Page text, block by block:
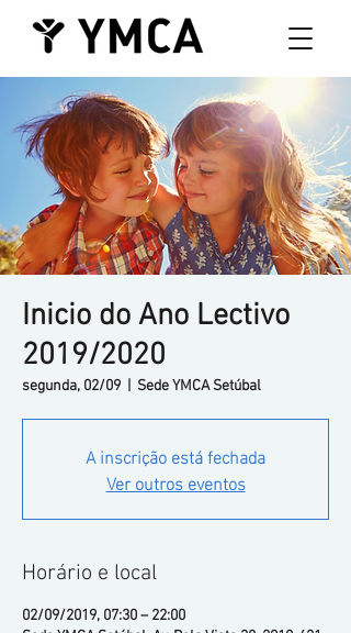
Inicio do Ano Lectivo
2019/2020
segunda, 02/09 Sede YMCA Setúbal
A inscrição está fechada
Ver outros eventos
Horário e local
02/09/2019, 07:30 – 22:00